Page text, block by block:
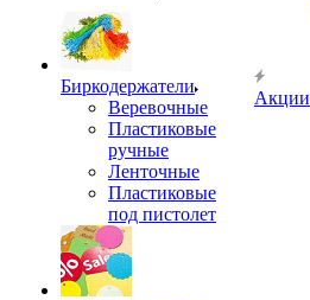
Биркодержатели
Веревочные
Пластиковые
ручные
Ленточные
Пластиковые
под пистолет
Акции